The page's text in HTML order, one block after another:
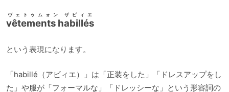
vêtements habillés
ヴェトゥムォン ザビィエ
という表現になります。
「habillé（アビィエ）」は「正装をした」「ドレスアップをし
た」や服が「フォーマルな」「ドレッシーな」という形容詞の